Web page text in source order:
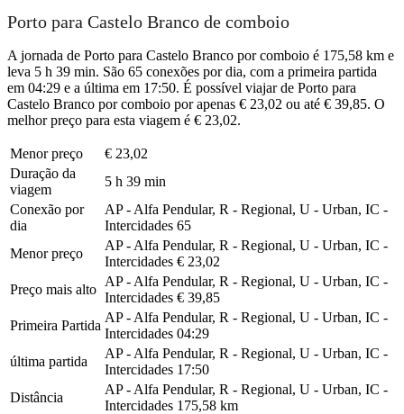
Porto para Castelo Branco de comboio
A jornada de Porto para Castelo Branco por comboio é 175,58 km e
leva 5 h 39 min. São 65 conexões por dia, com a primeira partida
em 04:29 e a última em 17:50. É possível viajar de Porto para
Castelo Branco por comboio por apenas € 23,02 ou até € 39,85. O
melhor preço para esta viagem é € 23,02.
Menor preço
€ 23,02
Duração da
viagem
5 h 39 min
Conexão por
dia
AP - Alfa Pendular, R - Regional, U - Urban, IC -
Intercidades 65
Menor preço
AP - Alfa Pendular, R - Regional, U - Urban, IC -
Intercidades € 23,02
Preço mais alto
AP - Alfa Pendular, R - Regional, U - Urban, IC -
Intercidades € 39,85
Primeira Partida
AP - Alfa Pendular, R - Regional, U - Urban, IC -
Intercidades 04:29
última partida
AP - Alfa Pendular, R - Regional, U - Urban, IC -
Intercidades 17:50
Distância
AP - Alfa Pendular, R - Regional, U - Urban, IC -
Intercidades 175,58 km